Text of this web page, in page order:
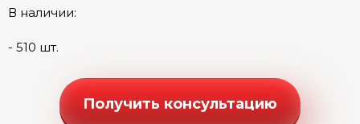
Ручки "Стандарт" (фигурная розетка)
Межкомнатные защелки
Сантехнические замки и защелки
В наличии:
- 510 шт.
Получить консультацию